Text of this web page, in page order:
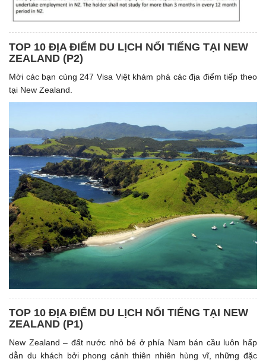
TOP 10 ĐỊA ĐIỂM DU LỊCH NỔI TIẾNG TẠI NEW
ZEALAND (P2)
Mời các bạn cùng 247 Visa Việt khám phá các địa điểm tiếp theo
tại New Zealand.
TOP 10 ĐỊA ĐIỂM DU LỊCH NỔI TIẾNG TẠI NEW
ZEALAND (P1)
New Zealand – đất nước nhỏ bé ở phía Nam bán cầu luôn hấp
dẫn du khách bởi phong cảnh thiên nhiên hùng vĩ, những đặc